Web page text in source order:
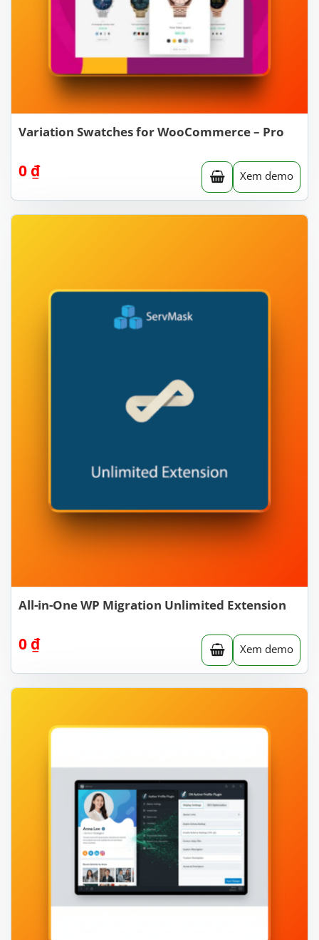
Variation Swatches for WooCommerce – Pro
0 ₫ Xem demo
All-in-One WP Migration Unlimited Extension
0 ₫ Xem demo